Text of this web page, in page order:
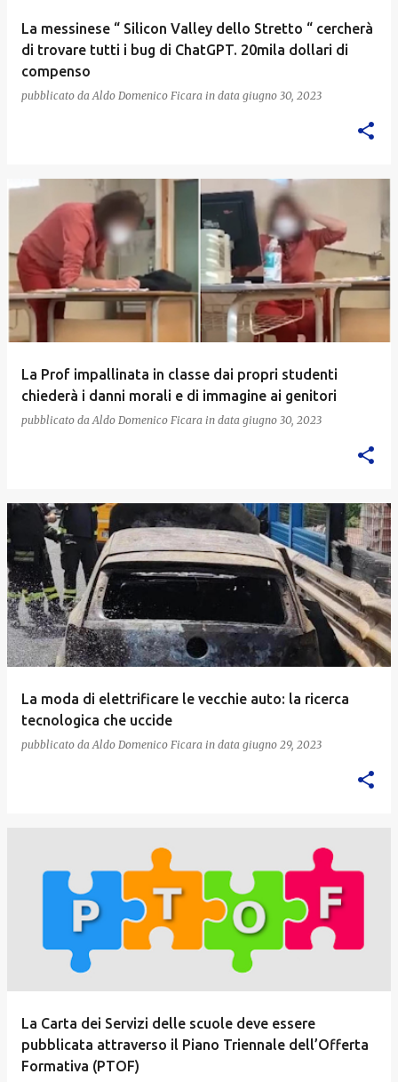
La messinese “ Silicon Valley dello Stretto “ cercherà
di trovare tutti i bug di ChatGPT. 20mila dollari di
compenso
pubblicato da Aldo Domenico Ficara in data giugno 30, 2023
La Prof impallinata in classe dai propri studenti
chiederà i danni morali e di immagine ai genitori
pubblicato da Aldo Domenico Ficara in data giugno 30, 2023
La moda di elettrificare le vecchie auto: la ricerca
tecnologica che uccide
pubblicato da Aldo Domenico Ficara in data giugno 29, 2023
La Carta dei Servizi delle scuole deve essere
pubblicata attraverso il Piano Triennale dell’Offerta
Formativa (PTOF)